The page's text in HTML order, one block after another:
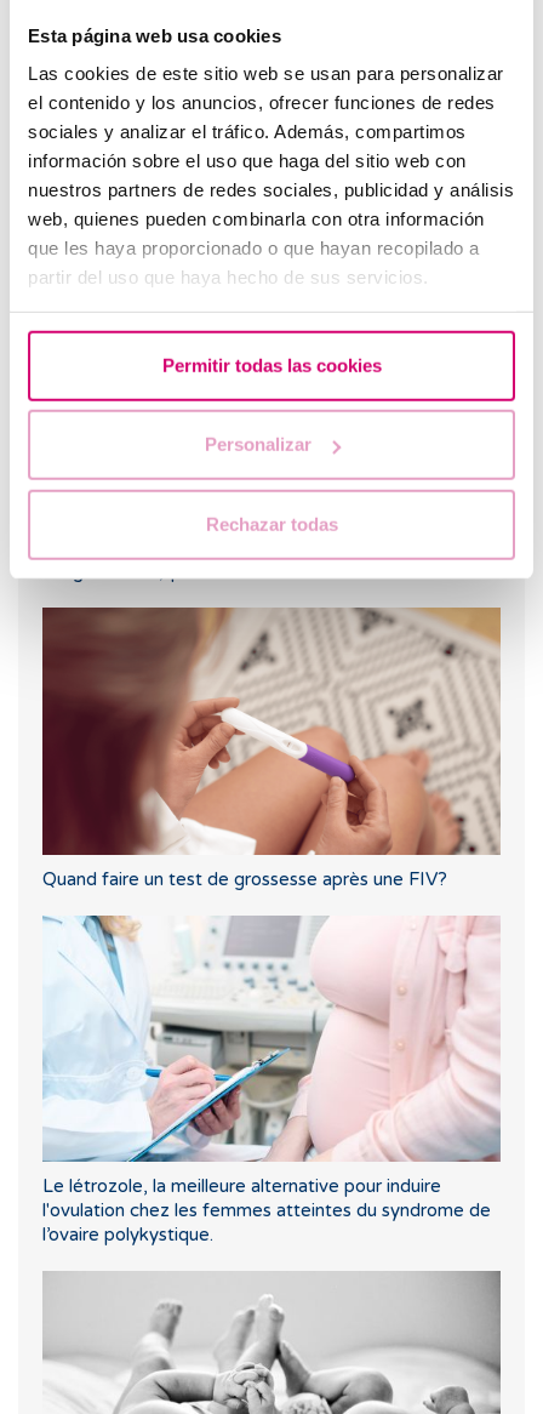
Esta página web usa cookies
Las cookies de este sitio web se usan para personalizar
el contenido y los anuncios, ofrecer funciones de redes
sociales y analizar el tráfico. Además, compartimos
información sobre el uso que haga del sitio web con
nuestros partners de redes sociales, publicidad y análisis
web, quienes pueden combinarla con otra información
que les haya proporcionado o que hayan recopilado a
partir del uso que haya hecho de sus servicios.
Permitir todas las cookies
Personalizar
Rechazar todas
Que faire en cas de retard de règles avec un test de
grossesse négatif ?
Quand faire un test de grossesse après une FIV?
Le létrozole, la meilleure alternative pour induire
l'ovulation chez les femmes atteintes du syndrome de
l’ovaire polykystique.